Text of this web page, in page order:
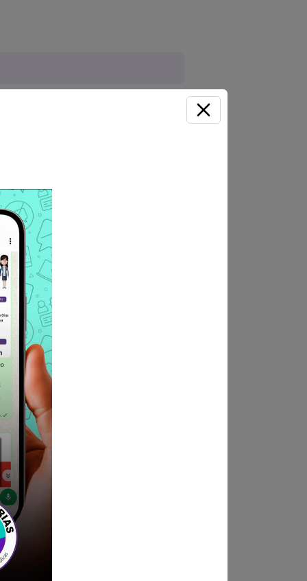
05, 06, 07 y 08
vía correo electrónico
las bases